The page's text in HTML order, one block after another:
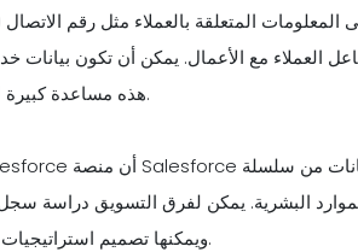
salesforce هذه مساعدة كبيرة لمختلف الأقسام مثل فرق التسويق والمبيعات.
الموارد البشرية. يمكن لفرق التسويق دراسة
ويمكنها تصميم استراتيجيات تسويق المحتوى والتسويق عبر البريد الإلكتروني وفقًا لذلك.